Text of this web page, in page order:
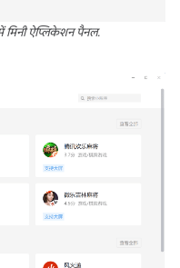
ऐप्लिकेशन पैनल.